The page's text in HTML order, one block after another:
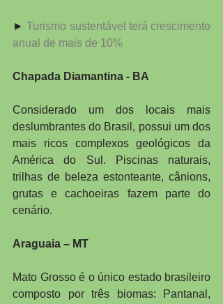
► Turismo sustentável terá crescimento
anual de mais de 10%
Chapada Diamantina - BA
Considerado um dos locais mais
deslumbrantes do Brasil, possui um dos
mais ricos complexos geológicos da
América do Sul. Piscinas naturais,
trilhas de beleza estonteante, cânions,
grutas e cachoeiras fazem parte do
cenário.
Araguaia – MT
Mato Grosso é o único estado brasileiro
composto por três biomas: Pantanal,